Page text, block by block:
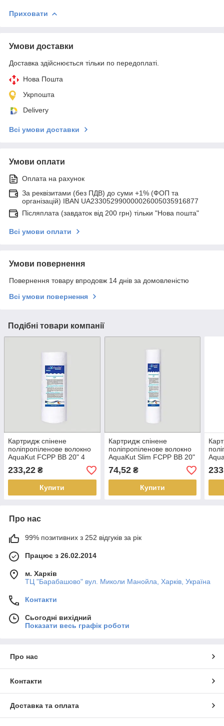
Приховати
Умови доставки
Доставка здійснюється тільки по передоплаті.
Нова Пошта
Укрпошта
Delivery
Всі умови доставки
Умови оплати
Оплата на рахунок
За реквізитами (без ПДВ) до суми +1% (ФОП та
організацій) IBAN UA233052990000026005035916877
Післяплата (завдаток від 200 грн) тільки "Нова пошта"
Всі умови оплати
Умови повернення
Повернення товару впродовж 14 днів за домовленістю
Всі умови повернення
Подібні товари компанії
Картридж спінене
поліпропіленове волокно
AquaKut FCPP BB 20" 4
1/2" 20мкм
233,22 ₴
Купити
Картридж спінене
поліпропіленове волокно
AquaKut Slim FCPP BB 20"
2 1/2" 5мкм
74,52₴
Купити
1/2"
Про нас
99% позитивних з 252 відгуків за рік
Працює з 26.02.2014
м. Харків
ТЦ "Барабашово" вул. Миколи Манойла, Харків, Україна
Контакти
Сьогодні вихідний
Показати весь графік роботи
Про нас
Контакти
Доставка та оплата